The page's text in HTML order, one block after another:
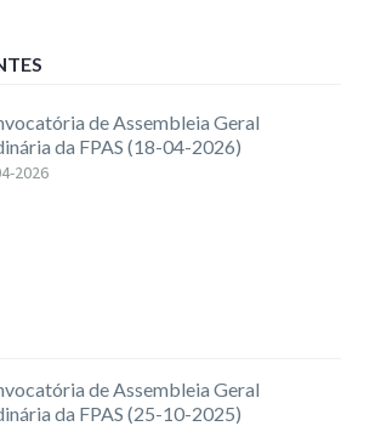
de Assembleia Geral
da FPAS (18-04-2026)
2026
de Assembleia Geral
da FPAS (25-10-2025)